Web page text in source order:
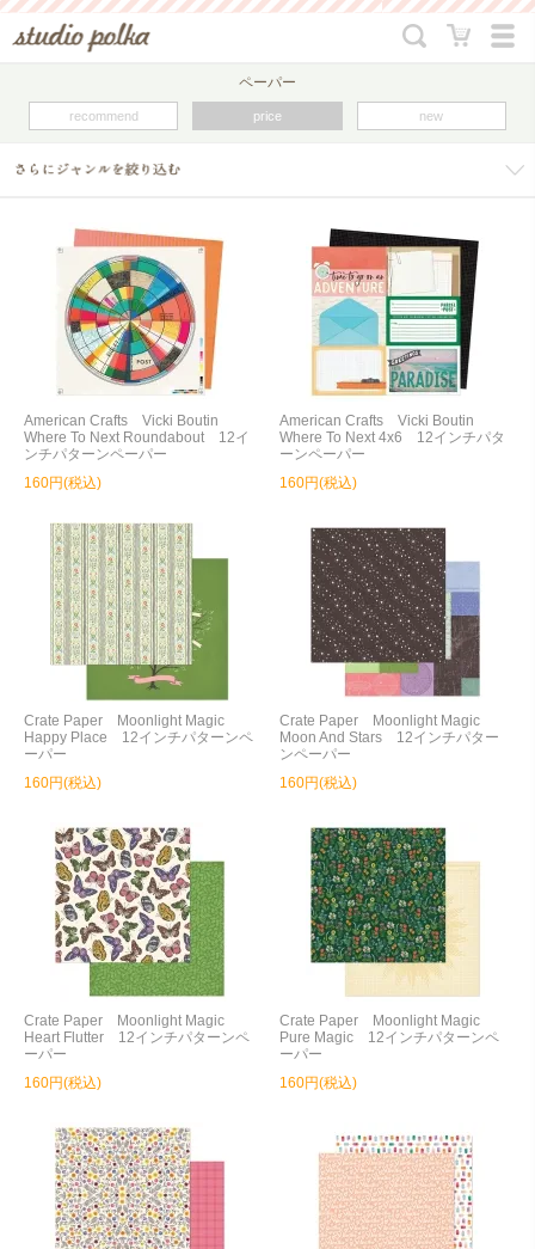
ペーパー
recommend price new
American Crafts Vicki Boutin
Where To Next Roundabout 12イ
ンチパターンペーパー
160円(税込)
American Crafts Vicki Boutin
Where To Next 4x6 12インチパタ
ーンペーパー
160円(税込)
Crate Paper Moonlight Magic
Happy Place 12インチパターンペ
ーパー
160円(税込)
Crate Paper Moonlight Magic
Moon And Stars 12インチパター
ンペーパー
160円(税込)
Crate Paper Moonlight Magic
Heart Flutter 12インチパターンペ
ーパー
160円(税込)
Crate Paper Moonlight Magic
Pure Magic 12インチパターンペ
ーパー
160円(税込)